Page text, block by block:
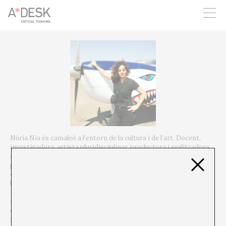
seguim necessitant-te per a poder seguir endavant. Ara pots
participar del projecte i recolzar-lo.
Núria Nia és camaleó a l’entorn de la cultura i de l’art. Docent,
investigadora, artista pluridisciplinar, productora i realitzadora
audiovisual, gestora de projectes i en definitiva multitasker
professional, és curiosa en tot amb vocació pulpar per poder
comptar amb 8 mans operant alhora i per saber escapolir-se sota
boires de tinta que la porten a
investigació artística, Núria treballa la relació i l’espai entre allò
físic i allò digital, entre allò connectat i allò desconnectat
d’Internet, entre la memòria col·lectiva i l’arxiu compartit a la
xarxa, entre un passat de cables i satèl·lits i el fantasma